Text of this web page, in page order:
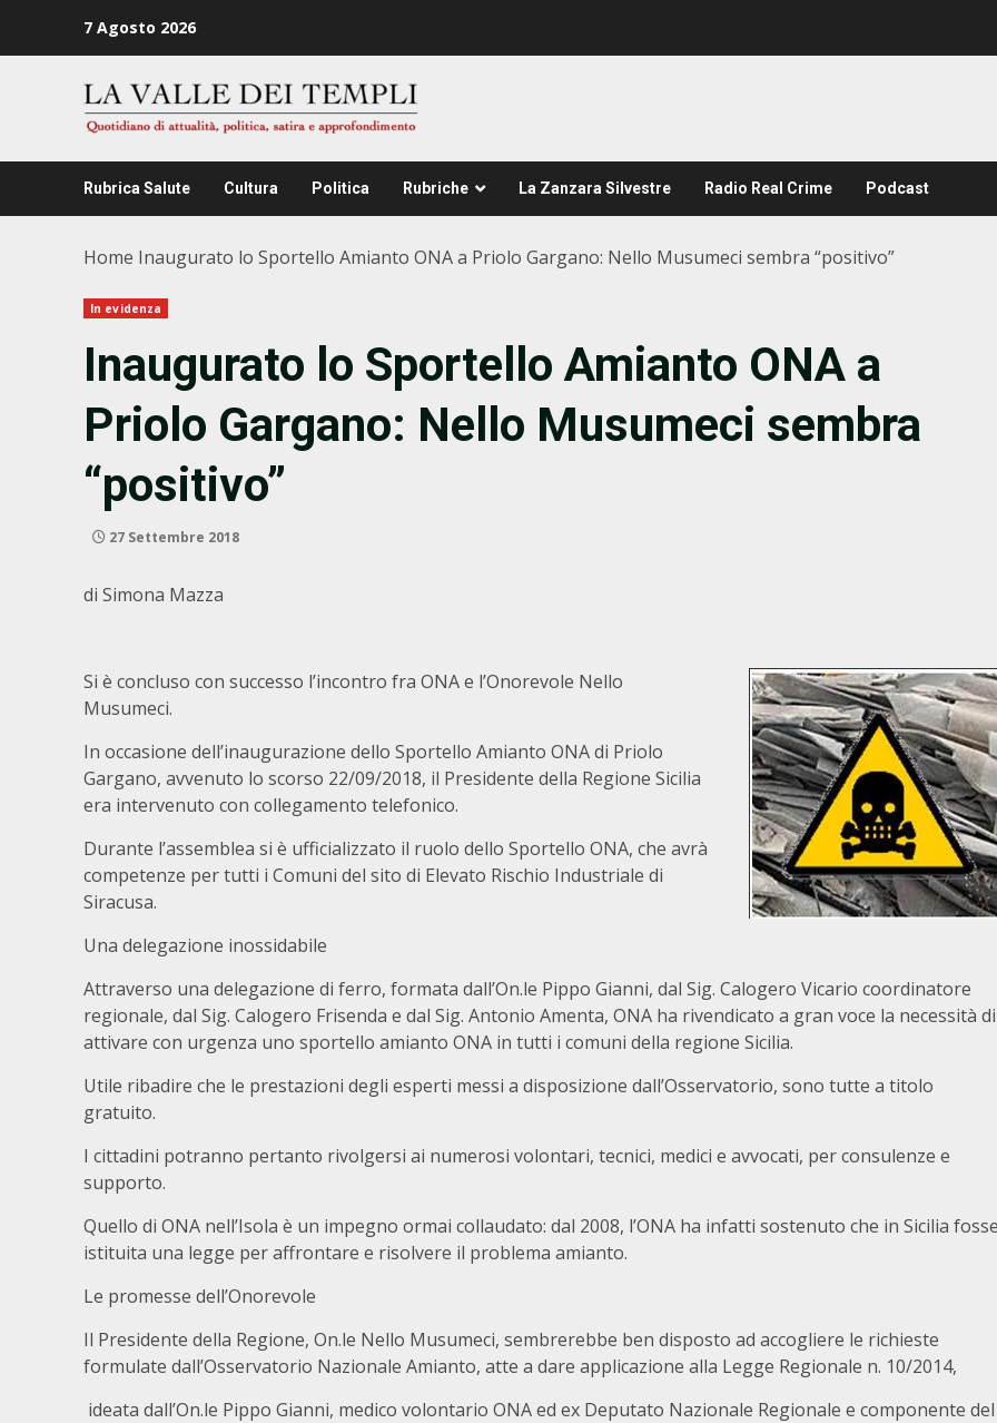
7 Agosto 2026
Rubrica Salute Cultura Politica Rubriche La Zanzara Silvestre Radio Real Crime Podcast
Home Inaugurato lo Sportello Amianto ONA a Priolo Gargano: Nello Musumeci sembra “positivo”
In evidenza
Inaugurato lo Sportello Amianto ONA a
Priolo Gargano: Nello Musumeci sembra
“positivo”
27 Settembre 2018
di Simona Mazza
Si è concluso con successo l’incontro fra ONA e l’Onorevole Nello
Musumeci.
In occasione dell’inaugurazione dello Sportello Amianto ONA di Priolo
Gargano, avvenuto lo scorso 22/09/2018, il Presidente della Regione Sicilia
era intervenuto con collegamento telefonico.
Durante l’assemblea si è ufficializzato il ruolo dello Sportello ONA, che avrà
competenze per tutti i Comuni del sito di Elevato Rischio Industriale di
Siracusa.
Una delegazione inossidabile
Attraverso una delegazione di ferro, formata dall’On.le Pippo Gianni, dal Sig. Calogero Vicario coordinatore
regionale, dal Sig. Calogero Frisenda e dal Sig. Antonio Amenta, ONA ha rivendicato a gran voce la necessità di
attivare con urgenza uno sportello amianto ONA in tutti i comuni della regione Sicilia.
Utile ribadire che le prestazioni degli esperti messi a disposizione dall’Osservatorio, sono tutte a titolo
gratuito.
I cittadini potranno pertanto rivolgersi ai numerosi volontari, tecnici, medici e avvocati, per consulenze e
supporto.
Quello di ONA nell’Isola è un impegno ormai collaudato: dal 2008, l’ONA ha infatti sostenuto che in Sicilia fosse
istituita una legge per affrontare e risolvere il problema amianto.
Le promesse dell’Onorevole
Il Presidente della Regione, On.le Nello Musumeci, sembrerebbe ben disposto ad accogliere le richieste
formulate dall’Osservatorio Nazionale Amianto, atte a dare applicazione alla Legge Regionale n. 10/2014,
ideata dall’On.le Pippo Gianni, medico volontario ONA ed ex Deputato Nazionale Regionale e componente del